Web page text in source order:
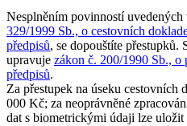
Nesplněním povinností uvedených
329/1999 Sb., o cestovních
předpisů, se dopouštíte přestupků.
upravuje zákon č. 200/1990 Sb., o
předpisů.
Za přestupek na úseku
000 Kč; za neoprávněné
dat s biometrickými údaji lze